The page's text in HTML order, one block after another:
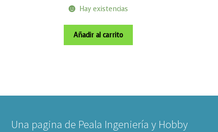
Hay existencias
Añadir al carrito
Una pagina de Peala Ingeniería y Hobby